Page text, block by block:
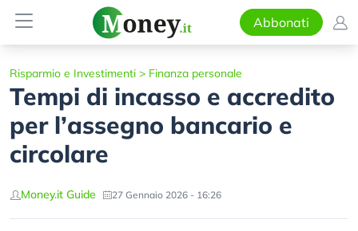
Abbonati
Risparmio e Investimenti > Finanza personale
Tempi di incasso e accredito
per l’assegno bancario e
circolare
Money.it Guide 27 Gennaio 2026 - 16:26